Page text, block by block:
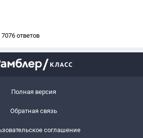
7076 ответов
Полная версия
Обратная связь
соглашение